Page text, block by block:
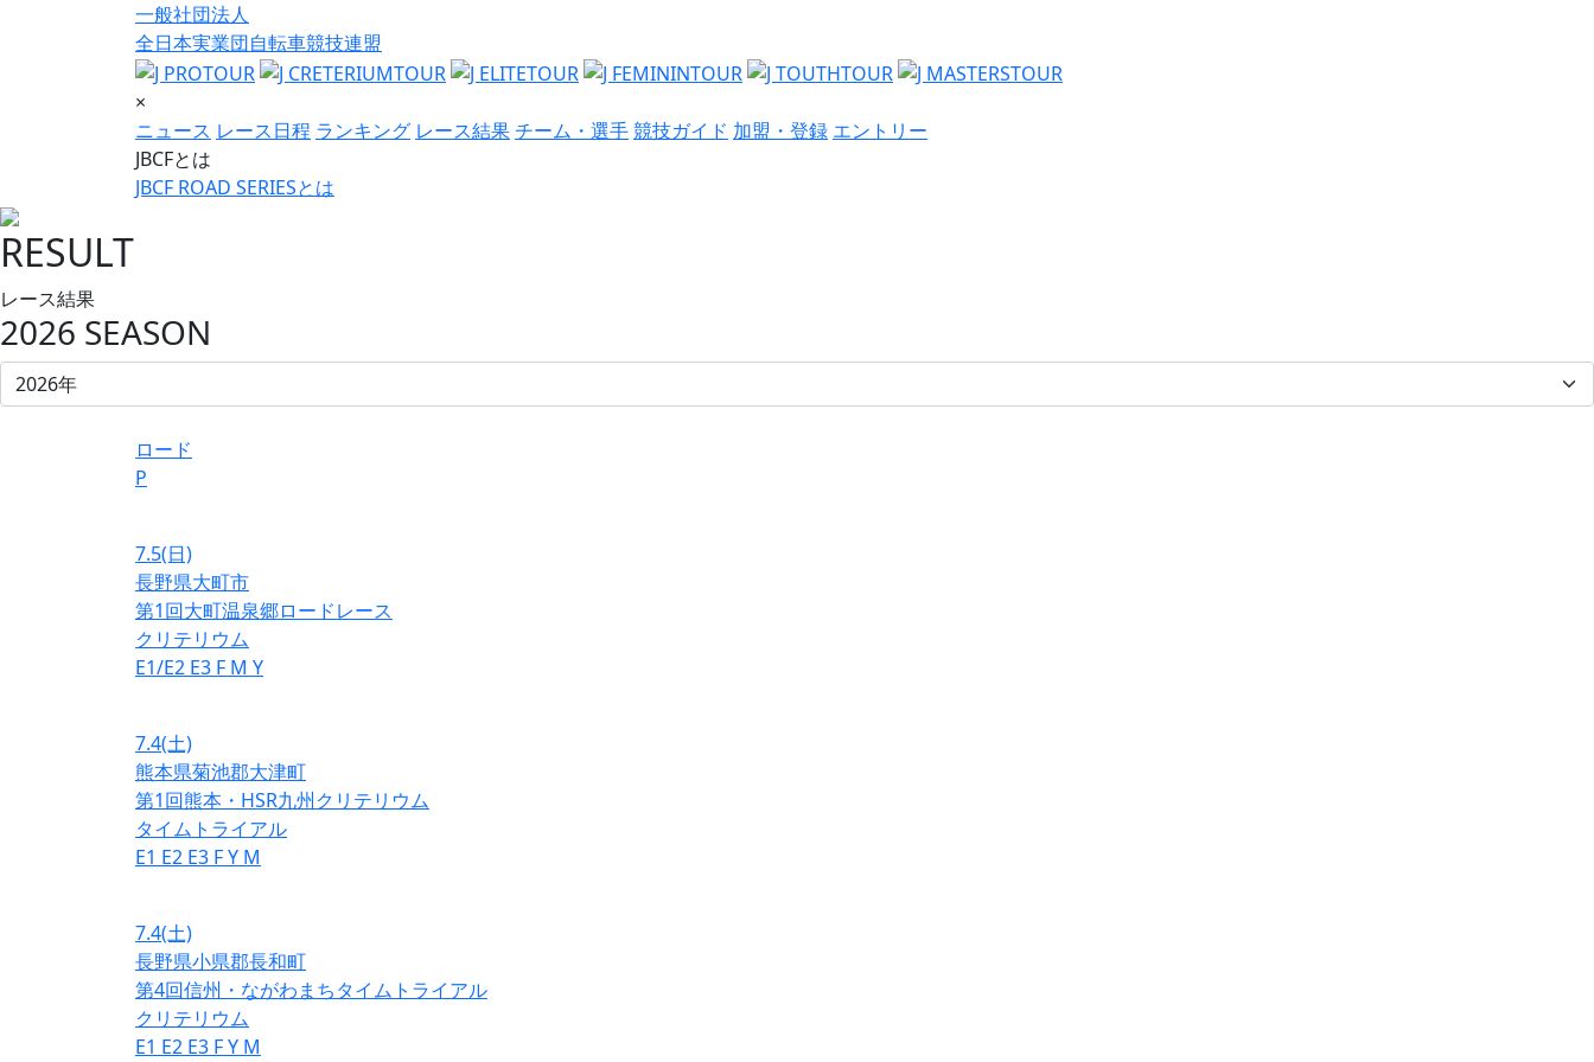
一般社団法人
全日本実業団自転車競技連盟
×
ニュース レース日程 ランキング レース結果チーム・選手競技ガイド 加盟・登録 エントリー
JBCFとは
JBCF ROAD SERIESとは
RESULT
レース結果
2026 SEASON
ロード
P
7.5(日)
長野県大町市
第1回大町温泉郷ロードレース
クリテリウム
E1/E2 E3 F M Y
7.4(土)
熊本県菊池郡大津町
第1回熊本・HSR九州クリテリウム
タイムトライアル
E1 E2 E3 FY M
7.4(土)
長野県小県郡長和町
第4回信州・ながわまちタイムトライアル
クリテリウム
E1 E2 E3 FY M